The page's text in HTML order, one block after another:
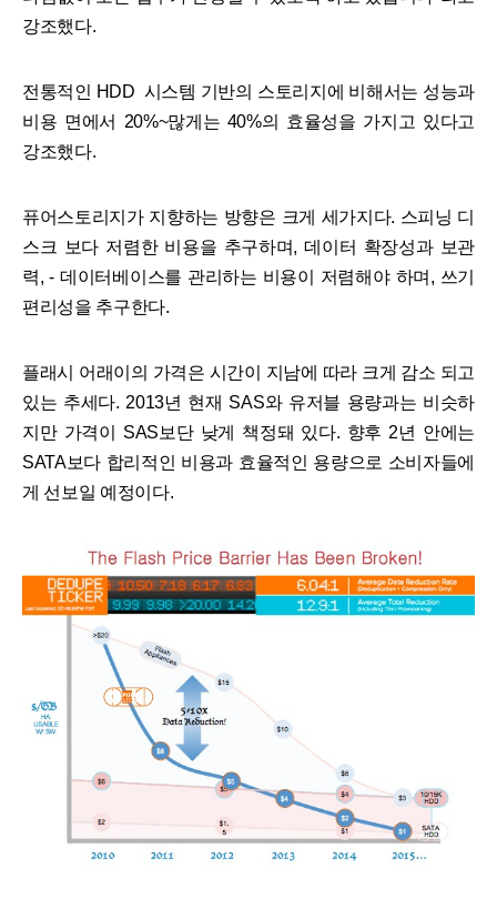
강조했다.
전통적인 HDD 시스템 기반의 스토리지에 비해서는 성능과
비용 면에서 20%~많게는 40%의 효율성을 가지고 있다고
강조했다.
퓨어스토리지가 지향하는 방향은 크게 세가지다. 스피닝 디
스크 보다 저렴한 비용을 추구하며, 데이터 확장성과 보관
력, - 데이터베이스를 관리하는 비용이 저렴해야 하며, 쓰기
편리성을 추구한다.
플래시 어래이의 가격은 시간이 지남에 따라 크게 감소 되고
있는 추세다. 2013년 현재 SAS와 유저블 용량과는 비슷하
지만 가격이 SAS보단 낮게 책정돼 있다. 향후 2년 안에는
SATA보다 합리적인 비용과 효율적인 용량으로 소비자들에
게 선보일 예정이다.